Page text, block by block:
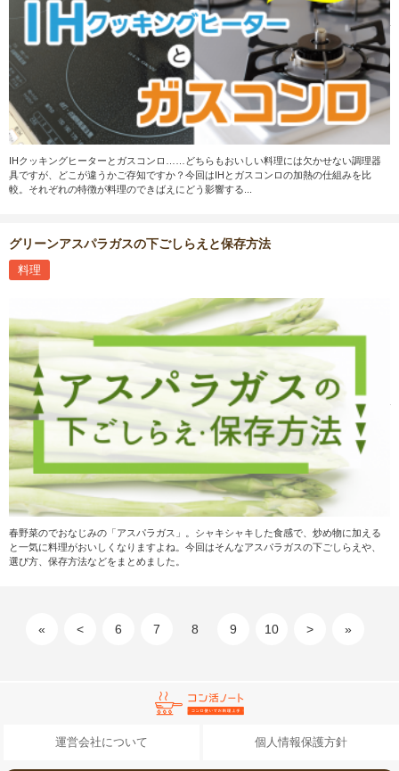
IHクッキングヒーターとガスコンロ……どちらもおいしい料理には欠かせない調理器
具ですが、どこが違うかご存知ですか？今回はIHとガスコンロの加熱の仕組みを比
較。それぞれの特徴が料理のできばえにどう影響する...
グリーンアスパラガスの下ごしらえと保存方法
料理
春野菜のでおなじみの「アスパラガス」。シャキシャキした食感で、炒め物に加える
と一気に料理がおいしくなりますよね。今回はそんなアスパラガスの下ごしらえや、
選び方、保存方法などをまとめました。
« < 6 7 8 9 10 > »
運営会社について 個人情報保護方針